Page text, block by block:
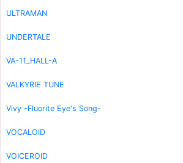
ULTRAMAN
UNDERTALE
VA-11_HALL-A
VALKYRIE TUNE
Vivy -Fluorite Eye's Song-
VOCALOID
VOICEROID